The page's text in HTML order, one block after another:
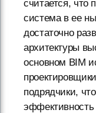
считается, что
система в ее
достаточно
архитектуры
основном BIM
подрядчики,
эффективность